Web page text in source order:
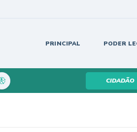
PRINCIPAL PODER
CIDADÃO